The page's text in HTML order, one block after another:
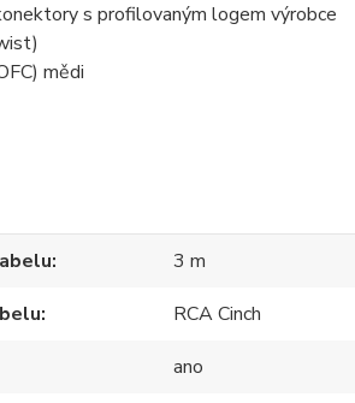
s profilovaným logem výrobce
mědi
3 m
RCA Cinch
ano